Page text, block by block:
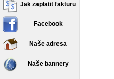
Jak zaplatit fakturu
Facebook
Naše adresa
Naše bannery